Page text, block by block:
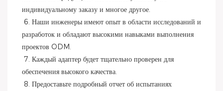
индивидуальному заказу и многое другое.
разработок и обладают высокими навыками выполнения
проектов ODM.
обеспечения высокого качества.